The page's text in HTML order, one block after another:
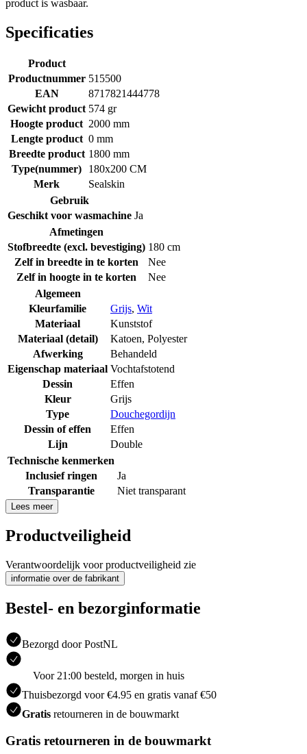
product is wasbaar.
Specificaties
Product
Productnummer 515500
EAN
8717821444778
Gewicht product 574 gr
Hoogte product 2000 mm
Lengte product 0 mm
Breedte product 1800 mm
Type(nummer)
180x200 CM
Merk
Sealskin
Gebruik
Geschikt voor wasmachine Ja
Afmetingen
Stofbreedte (excl. bevestiging) 180 cm
Zelf in breedte in te korten
Nee
Zelf in hoogte in te korten
Nee
Algemeen
Kleurfamilie
Grijs, Wit
Materiaal
Kunststof
Materiaal (detail)
Katoen, Polyester
Afwerking
Behandeld
Eigenschap materiaal Vochtafstotend
Dessin
Effen
Kleur
Grijs
Type
Douchegordijn
Dessin of effen
Effen
Lijn
Double
Technische kenmerken
Inclusief ringen
Ja
Transparantie
Niet transparant
Lees meer
Productveiligheid
Verantwoordelijk voor productveiligheid zie
informatie over de fabrikant
Bestel- en bezorginformatie
Bezorgd door PostNL
Voor 21:00 besteld, morgen in huis
Thuisbezorgd voor €4.95 en gratis vanaf €50
Gratis retourneren in de bouwmarkt
Gratis retourneren in de bouwmarkt